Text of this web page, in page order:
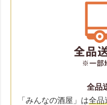
全品
「みんなの酒屋」は全品